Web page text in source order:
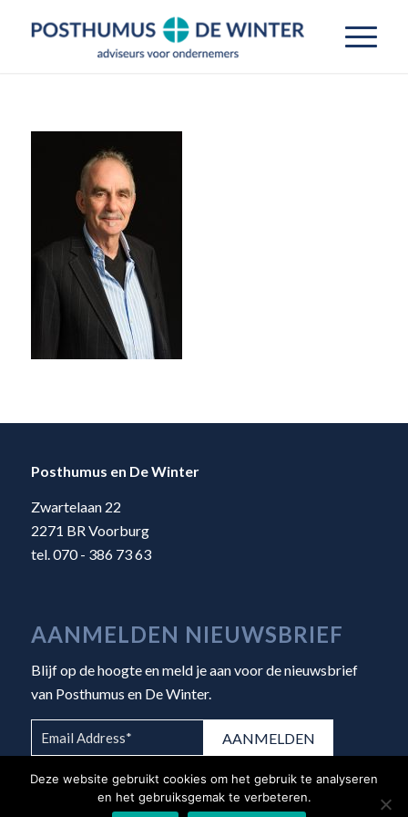
Posthumus en De Winter
Zwartelaan 22
2271 BR Voorburg
tel. 070 - 386 73 63
AANMELDEN NIEUWSBRIEF
Blijf op de hoogte en meld je aan voor de nieuwsbrief
van Posthumus en De Winter.
Deze website gebruikt cookies om het gebruik te analyseren
en het gebruiksgemak te verbeteren.